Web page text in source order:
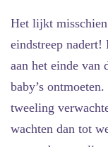
Het lijkt
eindstreep nadert!
aan het einde van
baby’s
tweeling
wachten dan tot